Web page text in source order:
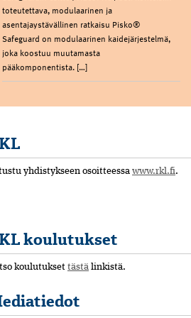
toteutettava, modulaarinen ja
asentajaystävällinen ratkaisu Pisko®
Safeguard on modulaarinen kaidejärjestelmä,
joka koostuu muutamasta
pääkomponentista. […]
yhdistykseen osoitteessa www.rkl.fi.
koulutukset
koulutukset tästä linkistä.